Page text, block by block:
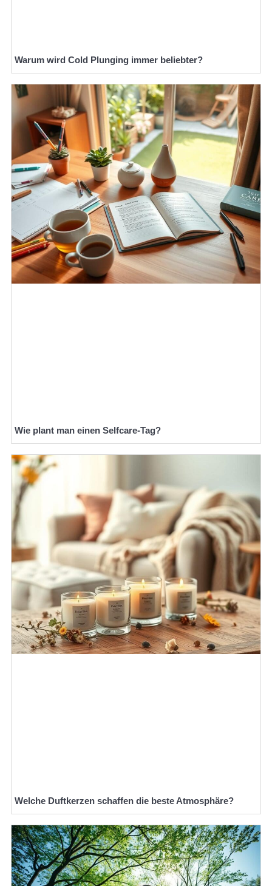
Warum wird Cold Plunging immer beliebter?
Wie plant man einen Selfcare-Tag?
Welche Duftkerzen schaffen die beste Atmosphäre?